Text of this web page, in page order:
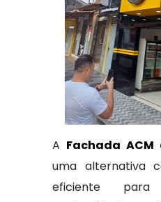
A Fachada ACM
uma alternativa
eficiente